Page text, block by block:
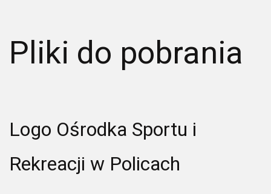
Pliki do pobrania
Logo Ośrodka Sportu i
Rekreacji w Policach